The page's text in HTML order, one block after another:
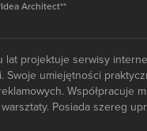
Architect**
lat projektuje serwisy
Swoje umiejętności
Współpracuje
Posiada szereg